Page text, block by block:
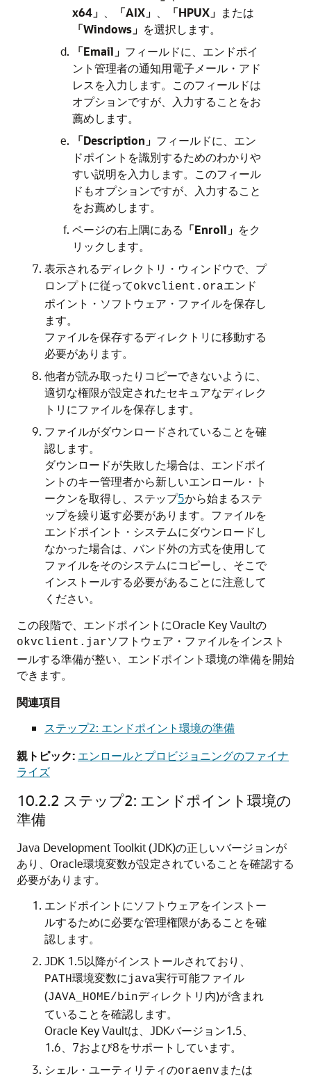
x64」
「AIX」 「HPUX」 または
「Windows」 を選択します。
「Email」 フィールドに、エンドポイ
ント管理者の通知用電子メール・アド
レスを入力します。このフィールドは
オプションですが、入力することをお
薦めします。
「Description」 フィールドに、エン
ドポイントを識別するためのわかりや
すい説明を入力します。このフィール
ドもオプションですが、入力すること
をお薦めします。
ページの右上隅にある 「Enroll」 をク
リックします。
表示されるディレクトリ・ウィンドウで、プ
ロンプトに従ってokvclient.oraエンド
ポイント・ソフトウェア・ファイルを保存し
ます。
ファイルを保存するディレクトリに移動する
必要があります。
他者が読み取ったりコピーできないように、
適切な権限が設定されたセキュアなディレク
トリにファイルを保存します。
ファイルがダウンロードされていることを確
認します。
ダウンロードが失敗した場合は、エンドポイ
ントのキー管理者から新しいエンロール・ト
ークンを取得し、ステップ5から始まるステ
ップを繰り返す必要があります。ファイルを
エンドポイント・システムにダウンロードし
なかった場合は、バンド外の方式を使用して
ファイルをそのシステムにコピーし、そこで
インストールする必要があることに注意して
ください。
この段階で、エンドポイントにOracle Key Vaultの
okvclient.jarソフトウェア・ファイルをインスト
ールする準備が整い、エンドポイント環境の準備を開始
できます。
関連項目
ステップ2: エンドポイント環境の準備
親トピック: エンロールとプロビジョニングのファイナ
ライズ
10.2.2 ステップ2: エンドポイント環境の
準備
Java Development Toolkit (JDK)の正しいバージョンが
あり、Oracle環境変数が設定されていることを確認する
必要があります。
エンドポイントにソフトウェアをインストー
ルするために必要な管理権限があることを確
認します。
JDK 1.5以降がインストールされており、
PATH環境変数に java実行可能ファイル
(JAVA_HOME/binディレクトリ内)が含まれ
ていることを確認します。
Oracle Key Vaultは、JDKバージョン1.5、
1.6、7および8をサポートしています。
シェル・ユーティリティのoraenv または